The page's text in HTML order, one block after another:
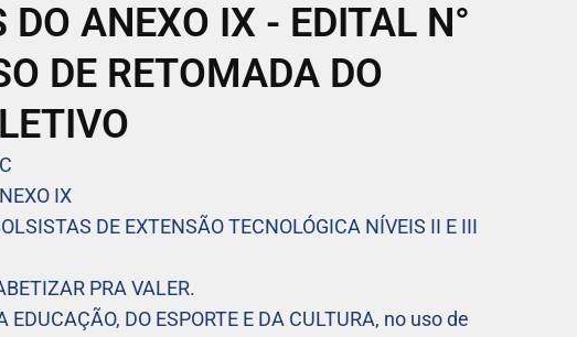
DO ANEXO IX - EDITAL N°
DE RETOMADA DO
IX
DE EXTENSÃO TECNOLÓGICA NÍVEIS II E III
PRA VALER.
EDUCAÇÃO, DO ESPORTE E DA CULTURA, no uso de